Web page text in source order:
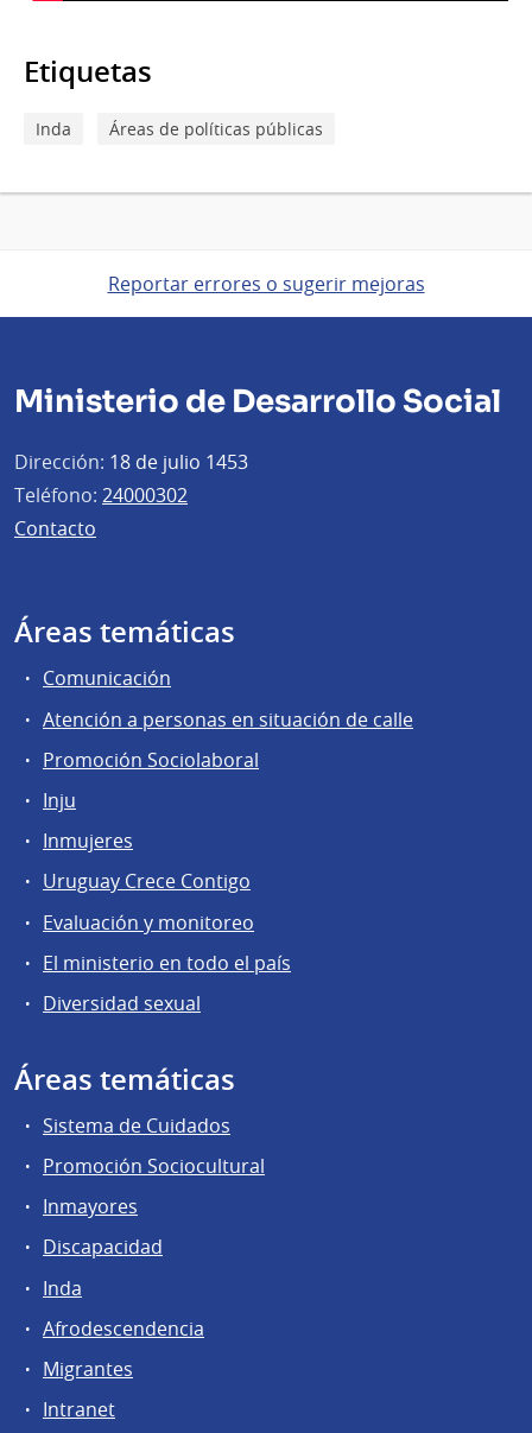
Etiquetas
Inda Áreas de políticas públicas
Reportar errores o sugerir mejoras
Ministerio de Desarrollo Social
Dirección: 18 de julio 1453
Teléfono: 24000302
Contacto
Áreas temáticas
Comunicación
Atención a personas en situación de calle
Promoción Sociolaboral
Inju
Inmujeres
Uruguay Crece Contigo
Evaluación y monitoreo
El ministerio en todo el país
Diversidad sexual
Áreas temáticas
Sistema de Cuidados
Promoción Sociocultural
Inmayores
Discapacidad
Inda
Afrodescendencia
Migrantes
Intranet